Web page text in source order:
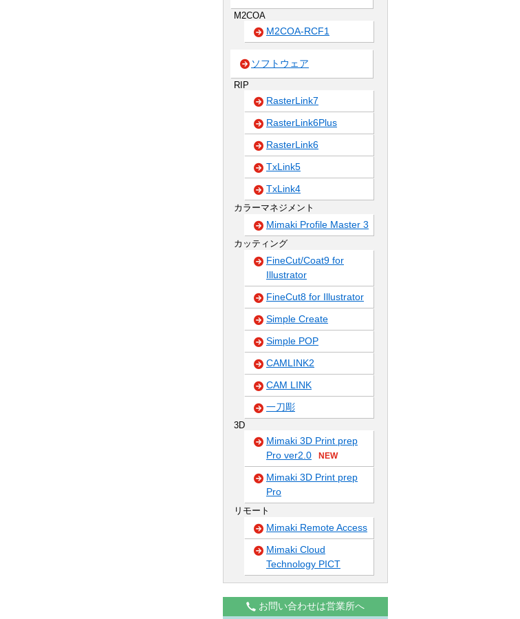
M2COA
M2COA-RCF1
ソフトウェア
RIP
RasterLink7
RasterLink6Plus
RasterLink6
TxLink5
TxLink4
カラーマネジメント
Mimaki Profile Master 3
カッティング
FineCut/Coat9 for
Illustrator
FineCut8 for Illustrator
Simple Create
Simple POP
CAMLINK2
CAM LINK
一刀彫
3D
Mimaki 3D Print prep
Pro ver2.0
NEW
Mimaki 3D Print prep
Pro
リモート
Mimaki Remote Access
Mimaki Cloud
Technology PICT
お問い合わせは営業所へ